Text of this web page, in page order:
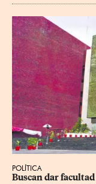
POLÍTICA
Buscan dar